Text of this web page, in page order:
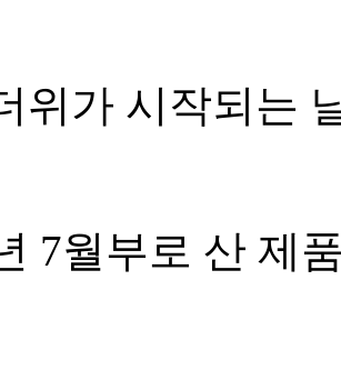
위가 시작되는
7월부로 산 제